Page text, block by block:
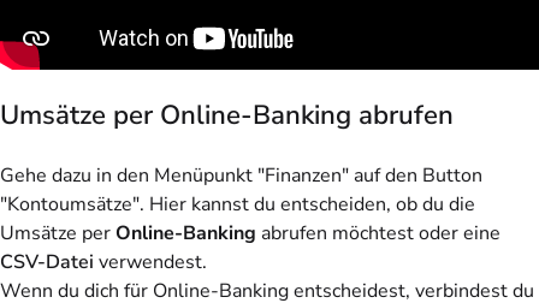
Umsätze per Online-Banking abrufen
Gehe dazu in den Menüpunkt "Finanzen" auf den Button
"Kontoumsätze". Hier kannst du entscheiden, ob du die
Umsätze perOnline-Banking abrufen möchtest oder eine
CSV-Datei verwendest.
Wenn du dich für Online-Banking entscheidest, verbindest du